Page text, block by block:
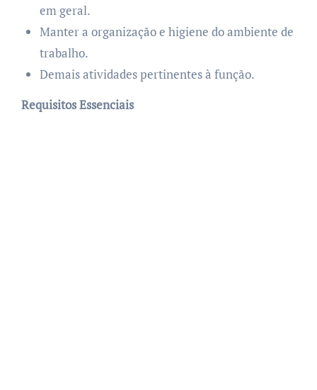
em geral.
Manter a organização e higiene do ambiente de
trabalho.
Demais atividades pertinentes à função.
Requisitos Essenciais